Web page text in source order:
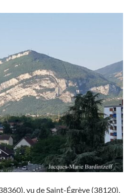
vu de Saint-Égrève (38120),